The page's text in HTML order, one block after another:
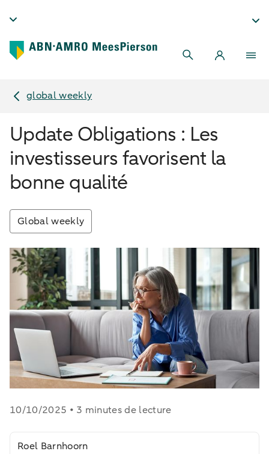
global weekly
Update Obligations : Les
investisseurs favorisent la
bonne qualité
Global weekly
10/10/2025 • 3 minutes de lecture
Roel Barnhoorn